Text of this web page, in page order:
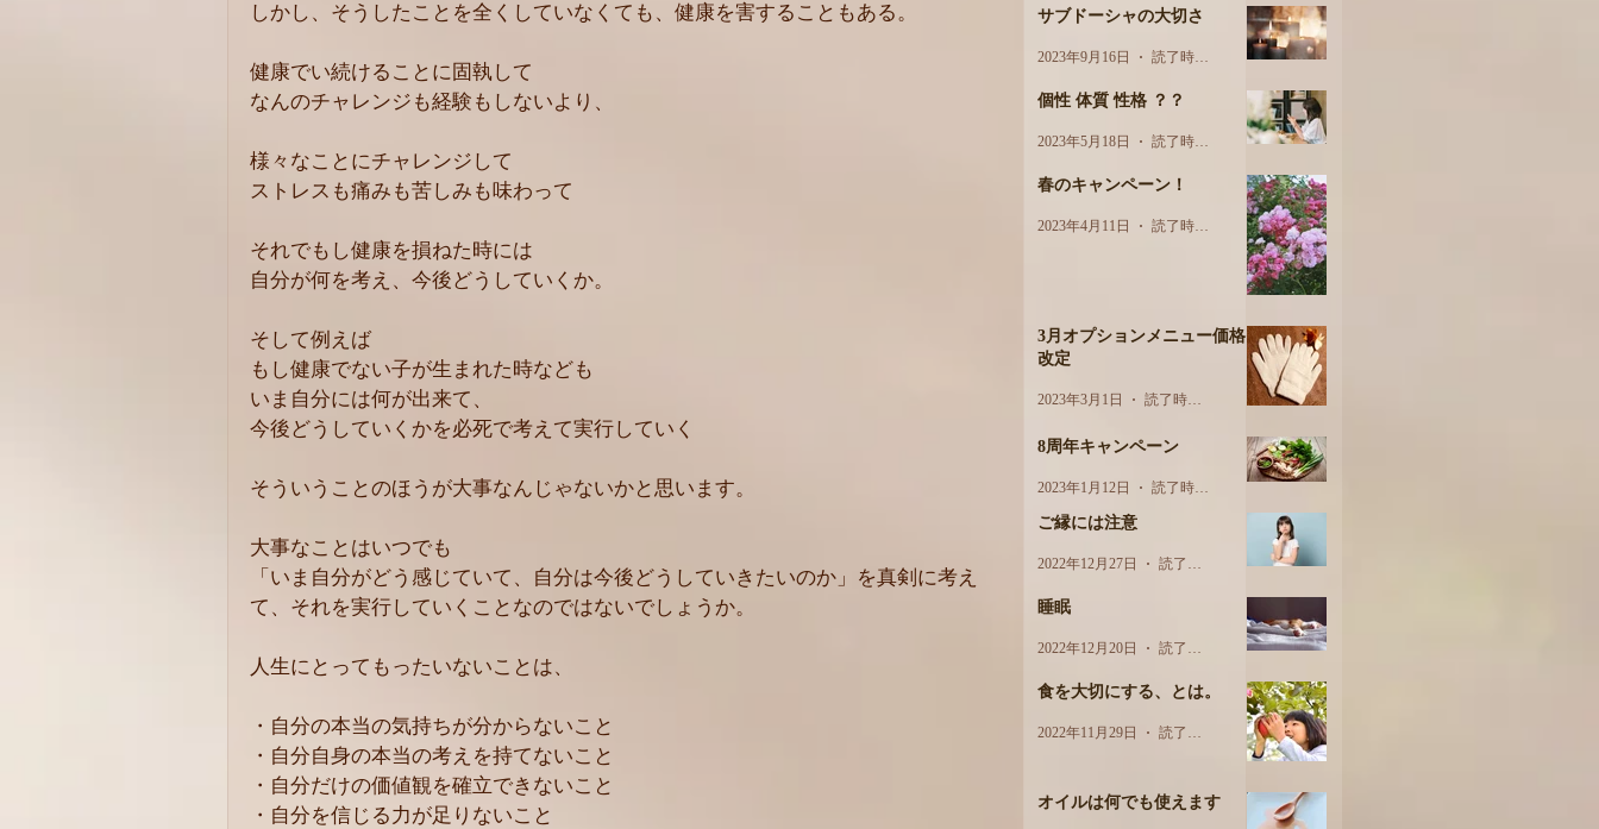
しかし、そうしたことを全くしていなくても、健康を害することもある。
健康でい続けることに固執して
なんのチャレンジも経験もしないより、
様々なことにチャレンジして
ストレスも痛みも苦しみも味わって
それでもし健康を損ねた時には
自分が何を考え、今後どうしていくか。
そして例えば
もし健康でない子が生まれた時なども
いま自分には何が出来て、
今後どうしていくかを必死で考えて実行していく
そういうことのほうが大事なんじゃないかと思います。
大事なことはいつでも
「いま自分がどう感じていて、自分は今後どうしていきたいのか」を真剣に考え
て、それを実行していくことなのではないでしょうか。
人生にとってもったいないことは、
・自分の本当の気持ちが分からないこと
・自分自身の本当の考えを持てないこと
・自分だけの価値観を確立できないこと
・自分を信じる力が足りないこと
サブドーシャの大切さ
2023年9月16日
個性 体質 性格 ？？
2023年5月18日
春のキャンペーン！
2023年4月11日
3月オプションメニュー価格
改定
2023年3月1日
8周年キャンペーン
2023年1月12日
ご縁には注意
2022年12月27日
睡眠
2022年12月20日
食を大切にする、とは。
2022年11月29日
オイルは何でも使えます